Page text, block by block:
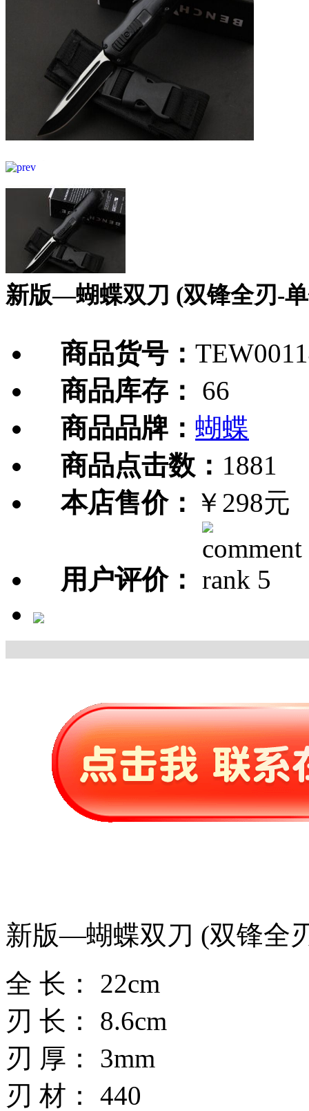
新版—蝴蝶双刀 (双锋全刃-
商品货号：
商品库存：
66
商品品牌： 蝴蝶
商品点击数： 1881
本店售价： ￥298元
用户评价：
新版—蝴蝶双刀 (双锋全
全 长： 22cm
刃 长： 8.6cm
刃 厚： 3mm
刃 材： 440